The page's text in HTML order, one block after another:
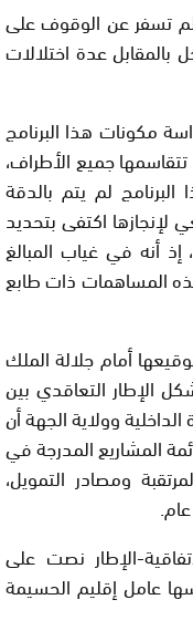
لم تسفر عن الوقوف على
عدة اختلالات
مكونات هذا البرنامج
جميع الأطراف،
البرنامج لم يتم بالدقة
لإنجازها اكتفى بتحديد
أنه في غياب المبالغ
المساهمات ذات طابع
أمام جلالة الملك
والتي تشكل الإطار التعاقدي بين
وولاية الجهة أن
المشاريع المدرجة في
ومصادر التمويل،
الإطار نصت على
عامل إقليم الحسيمة